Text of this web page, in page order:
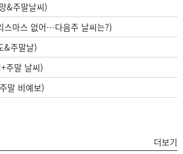
&주말날씨)
스마스 없어…다음주 날씨는?)
&주말날)
주말 날씨)
말 비예보)
더보기